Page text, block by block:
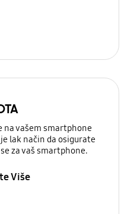
vašem smartphone
lak način da osigurate
za vaš smartphone.
Više